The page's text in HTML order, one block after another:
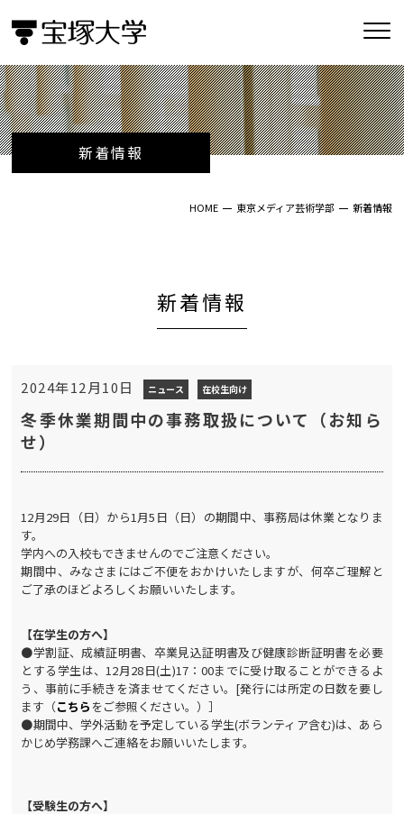
新着情報
HOME 東京メディア芸術学部 新着情報
新着情報
2024年12月10日 ニュース 在校生向け
冬季休業期間中の事務取扱について（お知ら
せ）
12月29日（日）から1月5日（日）の期間中、事務局は休業となりま
す。
学内への入校もできませんのでご注意ください。
期間中、みなさまにはご不便をおかけいたしますが、何卒ご理解と
ご了承のほどよろしくお願いいたします。
【在学生の方へ】
●学割証、成績証明書、卒業見込証明書及び健康診断証明書を必要
とする学生は、12月28日(土)17：00までに受け取ることができるよ
う、事前に手続きを済ませてください。[発行には所定の日数を要し
ます（こちら をご参照ください。）］
●期間中、学外活動を予定している学生(ボランティア含む)は、あら
かじめ学務課へご連絡をお願いいたします。
【受験生の方へ】